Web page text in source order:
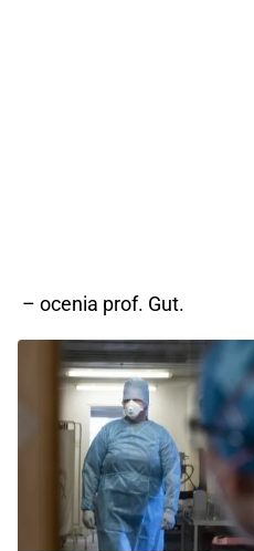
– ocenia prof. Gut.